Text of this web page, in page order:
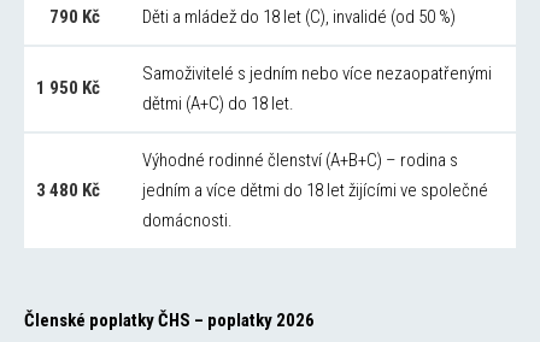
790 Kč Děti a mládež do 18 let (C), invalidé (od 50 %)
1 950 Kč
Samoživitelé s jedním nebo více nezaopatřenými
dětmi (A+C) do 18 let.
3 480 Kč
Výhodné rodinné členství (A+B+C) – rodina s
jedním a více dětmi do 18 let žijícími ve společné
domácnosti.
Členské poplatky ČHS – poplatky 2026